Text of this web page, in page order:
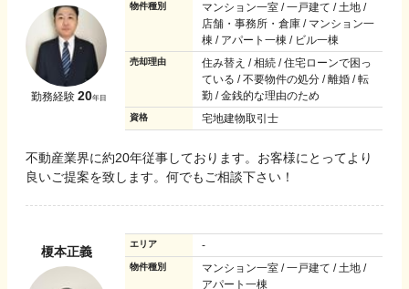
勤務経験 20年目
物件種別
マンション一室 / 一戸建て / 土地 /
店舗・事務所・倉庫 / マンション一
棟 / アパート一棟 / ビル一棟
売却理由
住み替え / 相続 / 住宅ローンで困っ
ている / 不要物件の処分 / 離婚 / 転
勤 / 金銭的な理由のため
資格 宅地建物取引士
不動産業界に約20年従事しております。お客様にとってより
良いご提案を致します。何でもご相談下さい！
榎本正義
エリア -
物件種別
マンション一室 / 一戸建て / 土地 /
アパート一棟